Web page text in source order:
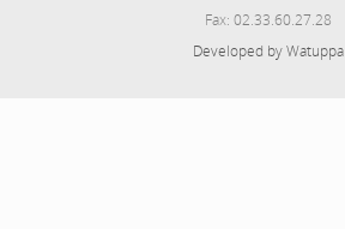
Fax: 02.33.60.27.28
Developed by Watuppa